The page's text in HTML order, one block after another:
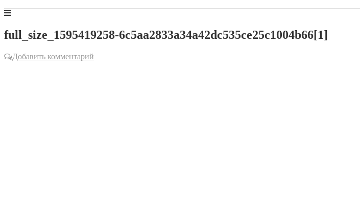
full_size_1595419258-6c5aa2833a34a42dc535ce25c1004b66[1]
Добавить комментарий